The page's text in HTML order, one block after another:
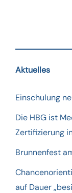
Aktuelles
Einschulung
Die HBG ist
Zertifizierung
Brunnenfest
auf Dauer